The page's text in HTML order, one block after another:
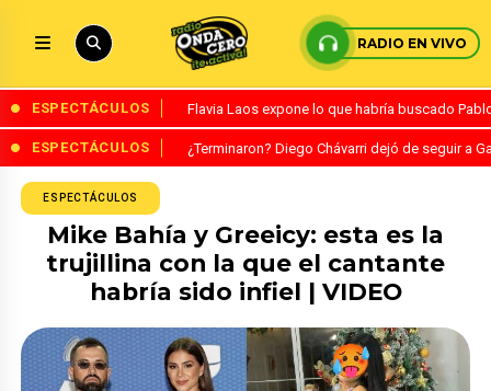
RADIO EN VIVO
ESPECTÁCULOS Flavia Laos expone lo que habría buscado
ESPECTÁCULOS ¿Terminaron? Diego Chávarri dejó de seguir a
ESPECTÁCULOS
Mike Bahía y Greeicy: esta es la
trujillina con la que el cantante
habría sido infiel | VIDEO